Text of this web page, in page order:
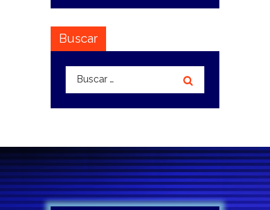
Buscar
Buscar: